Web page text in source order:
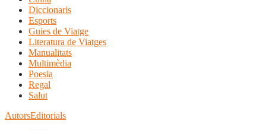
Diccionaris
Esports
Guies de Viatge
Literatura de Viatges
Manualitats
Multimèdia
Poesia
Regal
Salut
AutorsEditorials